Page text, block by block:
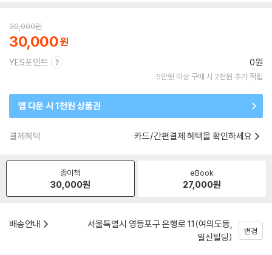
30,000원
30,000
YES포인트 0원
5만원 이상 구매 시 2천원 추가 적립
앱 다운 시 1천원 상품권
결제혜택 카드/간편결제 혜택을 확인하세요
종이책
30,000원
eBook
27,000원
배송안내
서울특별시 영등포구 은행로 11(여의도동,
일신빌딩)
변경